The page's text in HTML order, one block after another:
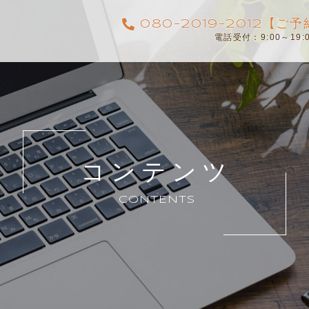
080-2019-2012【ご予約
電話受付：9:00～
コンテンツ
CONTENTS